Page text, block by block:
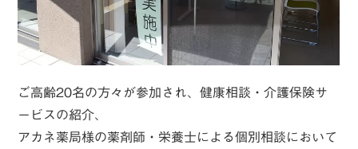
ご高齢20名の方々が参加され、健康相談・介護保険サ
ービスの紹介、
アカネ薬局様の薬剤師・栄養士による個別相談において